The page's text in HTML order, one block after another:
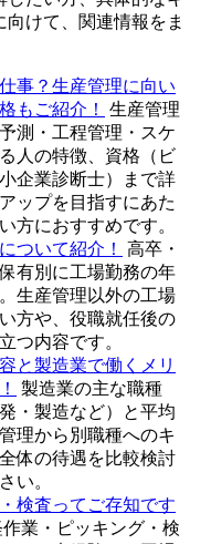
けて、関連情報をま
事？生産管理に向い
もご紹介！
生産管理
測・工程管理・スケ
人の特徴、資格（ビ
企業診断士）まで詳
ップを目指すにあた
方におすすめです。
ついて紹介！
高卒・
有別に工場勤務の年
生産管理以外の工場
方や、役職就任後の
つ内容です。
と製造業で働くメリ
製造業の主な職種
・製造など）と平均
理から別職種へのキ
体の待遇を比較検討
い。
検査ってご存知です
業・ピッキング・検